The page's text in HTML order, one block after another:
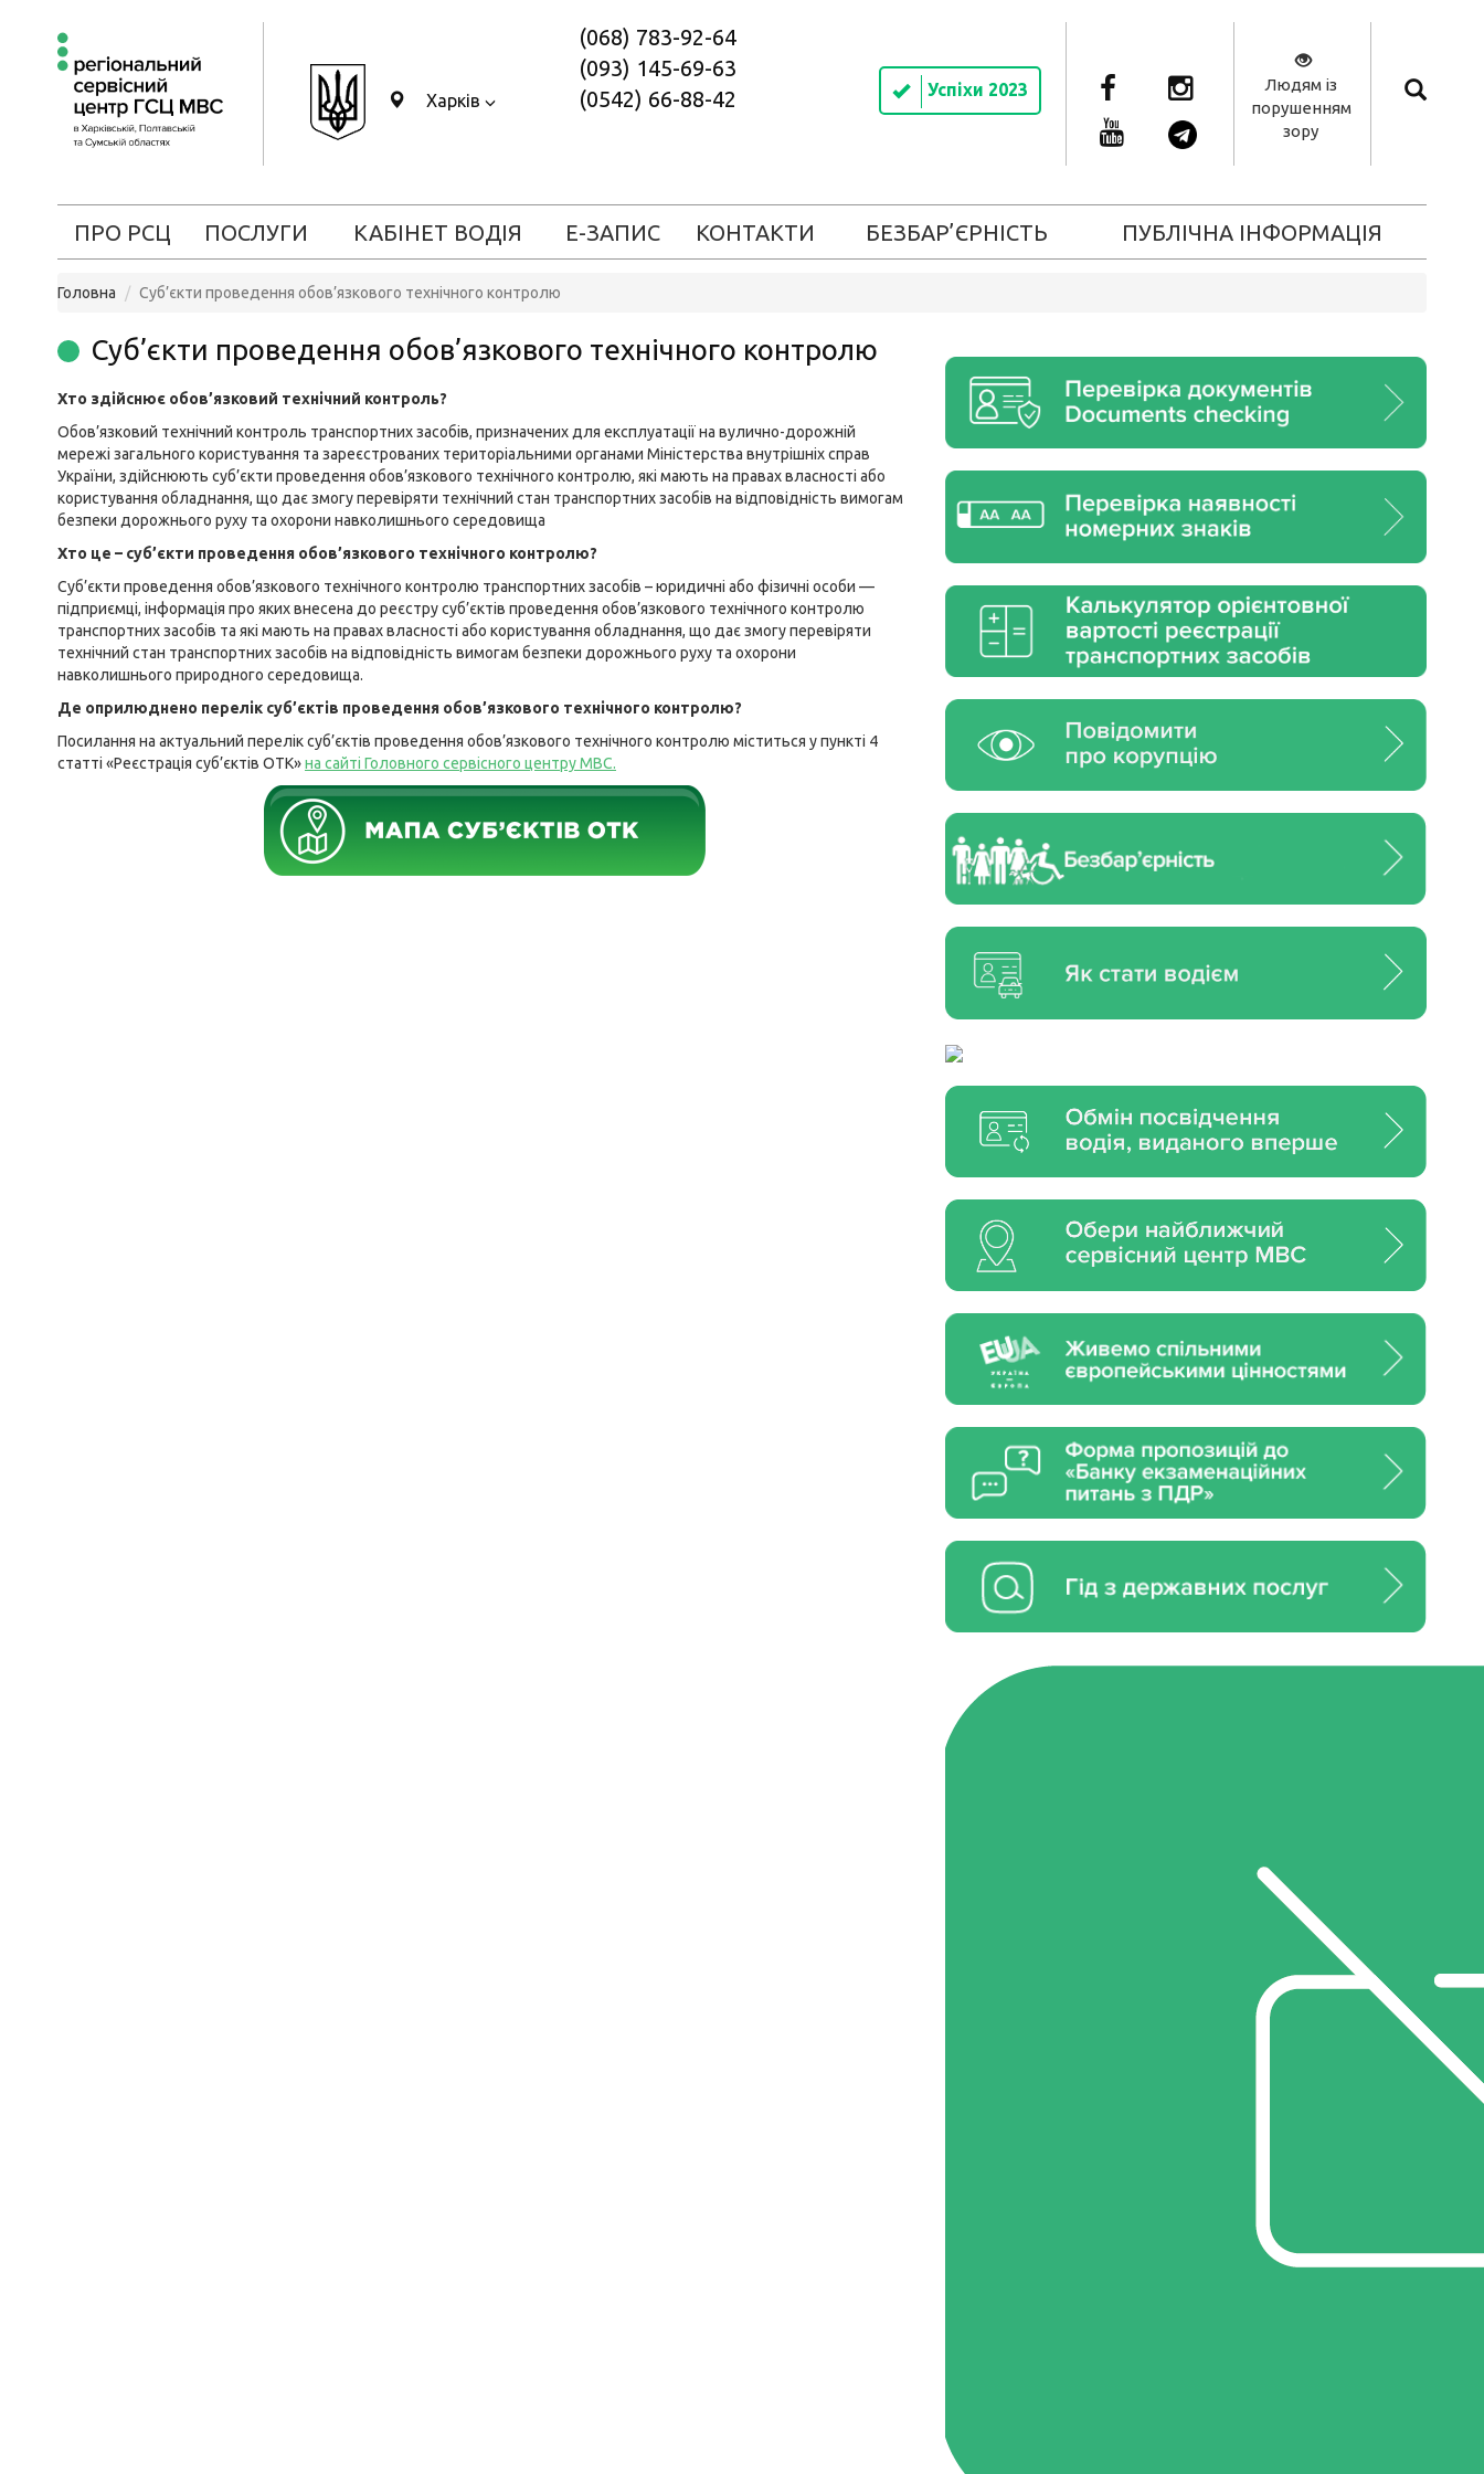
Харків
(068) 783-92-64
(093) 145-69-63
(0542) 66-88-42
Успіхи 2023
Людям із
порушенням
зору
ПРО РСЦ ПОСЛУГИ КАБІНЕТ ВОДІЯ Е-ЗАПИС КОНТАКТИ БЕЗБАР’ЄРНІСТЬ ПУБЛІЧНА ІНФОРМАЦІЯ
Головна Суб’єкти проведення обов’язкового технічного контролю
Суб’єкти проведення обов’язкового технічного контролю
Хто здійснює обов’язковий технічний контроль?
Обов’язковий технічний контроль транспортних засобів, призначених для експлуатації на вулично-дорожній
мережі загального користування та зареєстрованих територіальними органами Міністерства внутрішніх справ
України, здійснюють суб’єкти проведення обов’язкового технічного контролю, які мають на правах власності або
користування обладнання, що дає змогу перевіряти технічний стан транспортних засобів на відповідність вимогам
безпеки дорожнього руху та охорони навколишнього середовища
Хто це – суб’єкти проведення обов’язкового технічного контролю?
Суб’єкти проведення обов’язкового технічного контролю транспортних засобів – юридичні або фізичні особи —
підприємці, інформація про яких внесена до реєстру суб’єктів проведення обов’язкового технічного контролю
транспортних засобів та які мають на правах власності або користування обладнання, що дає змогу перевіряти
технічний стан транспортних засобів на відповідність вимогам безпеки дорожнього руху та охорони
навколишнього природного середовища.
Де оприлюднено перелік суб’єктів проведення обов’язкового технічного контролю?
Посилання на актуальний перелік суб’єктів проведення обов’язкового технічного контролю міститься у пункті 4
статті «Реєстрація суб’єктів ОТК»на сайті Головного сервісного центру МВС.